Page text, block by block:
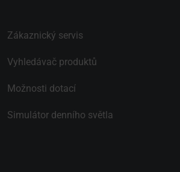
Zákaznický servis
Vyhledávač produktů
Možnosti dotací
Simulátor denního světla